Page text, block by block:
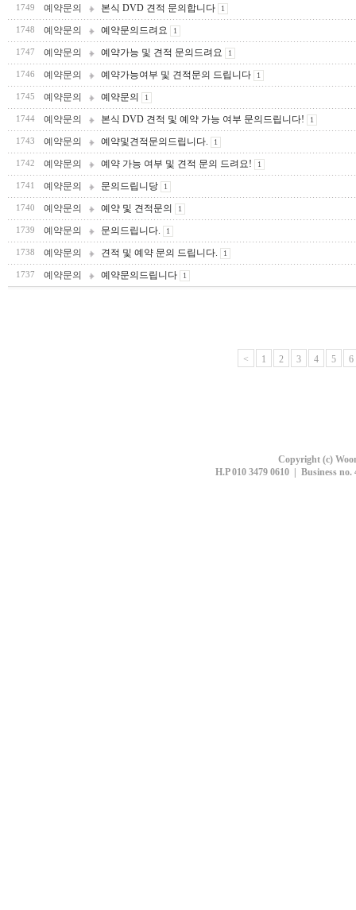
1749 예약문의 본식 DVD 견적 문의합니다 1
1748 예약문의 예약문의드려요 1
1747 예약문의 예약가능 및 견적 문의드려요 1
1746 예약문의 예약가능여부 및 견적문의 드립니다 1
1745 예약문의 예약문의 1
1744 예약문의 본식 DVD 견적 및 예약 가능 여부 문의드립니다! 1
1743 예약문의 예약및견적문의드립니다. 1
1742 예약문의 예약 가능 여부 및 견적 문의 드려요! 1
1741 예약문의 문의드립니당 1
1740 예약문의 예약 및 견적문의 1
1739 예약문의 문의드립니다. 1
1738 예약문의 견적 및 예약 문의 드립니다. 1
1737 예약문의 예약문의드립니다 1
< 1 2 3 4 5 6
Copyright (c)
H.P 010 3479 0610 | Business